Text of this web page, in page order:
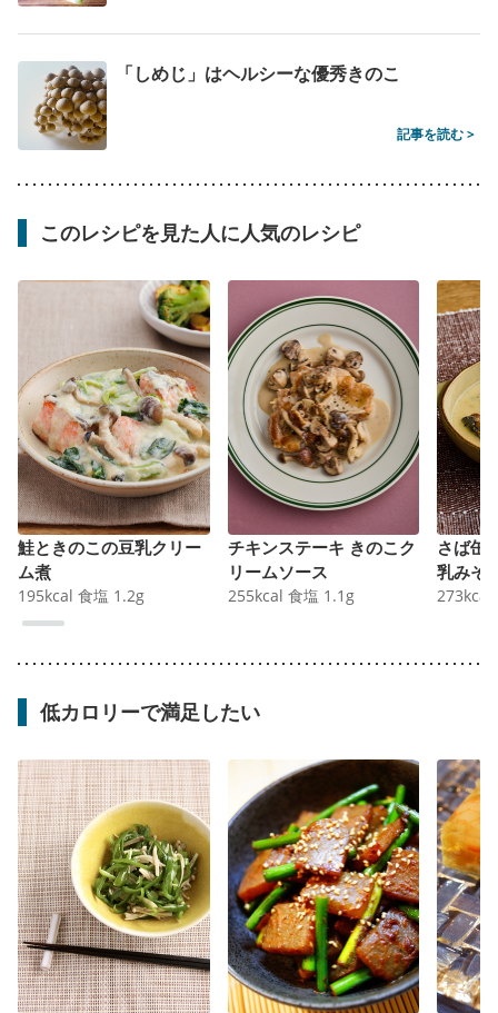
「しめじ」はヘルシーな優秀きのこ
記事を読む >
このレシピを見た人に人気のレシピ
鮭ときのこの豆乳クリー
ム煮
195kcal 食塩 1.2g
チキンステーキ きのこク
リームソース
255kcal 食塩 1.1 g
さば缶
乳みそ
273kcal
低カロリーで満足したい